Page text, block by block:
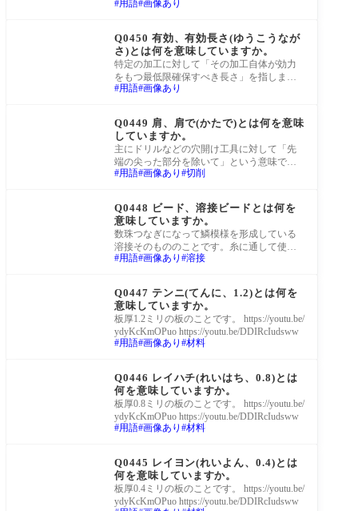
じ形状の加工であっても、どの面に面直で
用語 画像あり
Q0450 有効、有効長さ(ゆうこうなが
さ)とは何を意味していますか。
特定の加工に対して「その加工自体が効力
をもつ最低限確保すべき長さ」を指しま
す。例えば「ねじの有効長さ15」であれ
用語 画像あり
Q0449 肩、肩で(かたで)とは何を意味
していますか。
主にドリルなどの穴開け工具に対して「先
端の尖った部分を除いて」という意味で使
われます。つまり工具の実際の加工径で見
用語 画像あり 切削
Q0448 ビード、溶接ビードとは何を
意味していますか。
数珠つなぎになって鱗模様を形成している
溶接そのもののことです。糸に通して使用
するアクセサリーパーツのビーズと同じ語
用語 画像あり 溶接
Q0447 テンニ(てんに、1.2)とは何を
意味していますか。
板厚1.2ミリの板のことです。 https://youtu.be/
ydyKcKmOPuo https://youtu.be/DDIRcIudsww
用語 画像あり 材料
Q0446 レイハチ(れいはち、0.8)とは
何を意味していますか。
板厚0.8ミリの板のことです。 https://youtu.be/
ydyKcKmOPuo https://youtu.be/DDIRcIudsww
用語 画像あり 材料
Q0445 レイヨン(れいよん、0.4)とは
何を意味していますか。
板厚0.4ミリの板のことです。 https://youtu.be/
ydyKcKmOPuo https://youtu.be/DDIRcIudsww